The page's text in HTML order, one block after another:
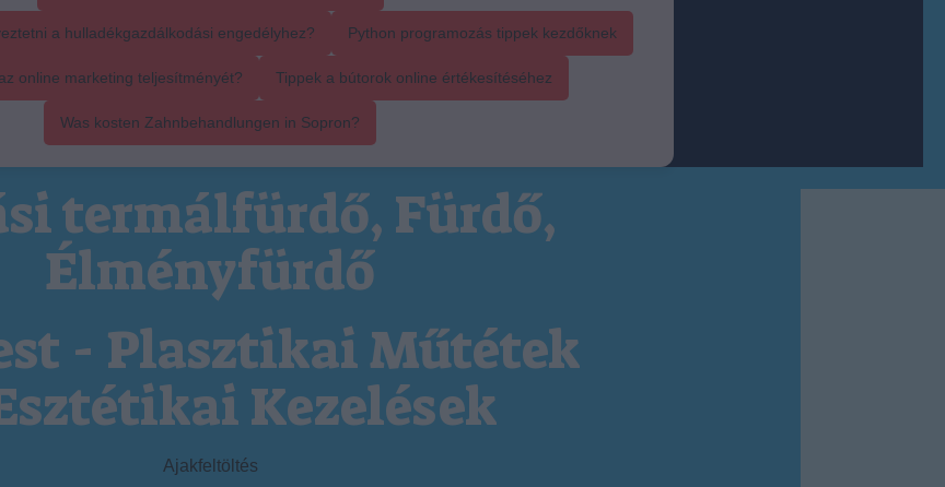
a hulladékgazdálkodási engedélyhez? Python programozás tippek kezdőknek
online marketing teljesítményét? Tippek a bútorok online értékesítéséhez
Was kosten Zahnbehandlungen in Sopron?
termálfürdő, Fürdő,
Élményfürdő
- Plasztikai Műtétek
Kezelések
Ajakfeltöltés